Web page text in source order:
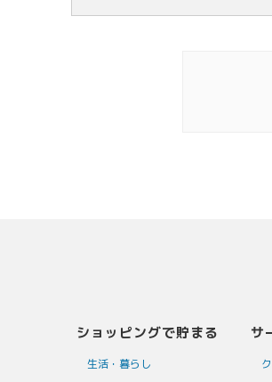
ショッピングで貯まる
生活・暮らし
サ